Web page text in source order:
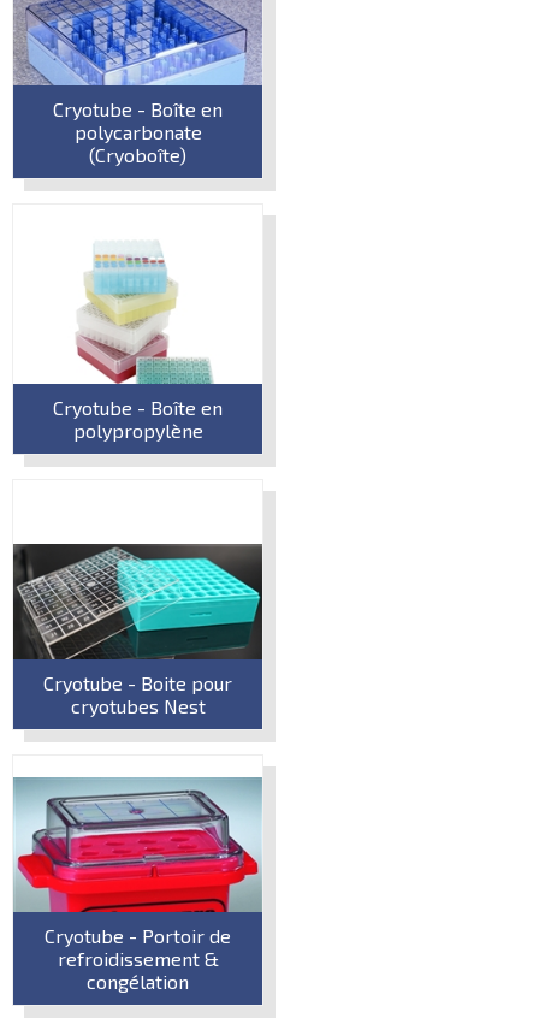
Cryotube - Boîte en
polycarbonate
(Cryoboîte)
Cryotube - Boîte en
polypropylène
Cryotube - Boite pour
cryotubes Nest
Cryotube - Portoir de
refroidissement &
congélation